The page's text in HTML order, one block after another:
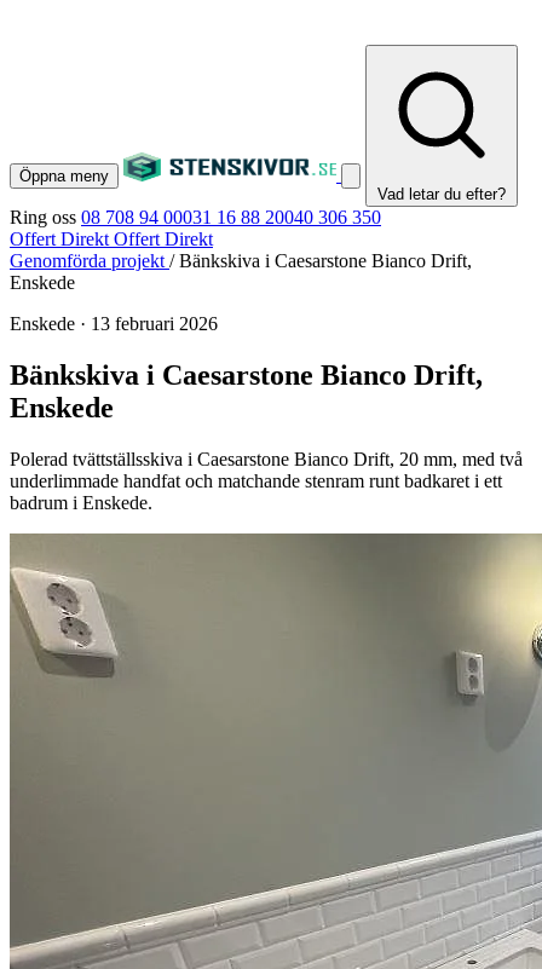
Öppna meny
Vad letar du efter?
Ring oss 08 708 94 00031 16 88 20040 306 350
Offert Direkt Offert Direkt
Genomförda projekt / Bänkskiva i Caesarstone Bianco Drift,
Enskede
Enskede · 13 februari 2026
Bänkskiva i Caesarstone Bianco Drift,
Enskede
Polerad tvättställsskiva i Caesarstone Bianco Drift, 20 mm, med två
underlimmade handfat och matchande stenram runt badkaret i ett
badrum i Enskede.